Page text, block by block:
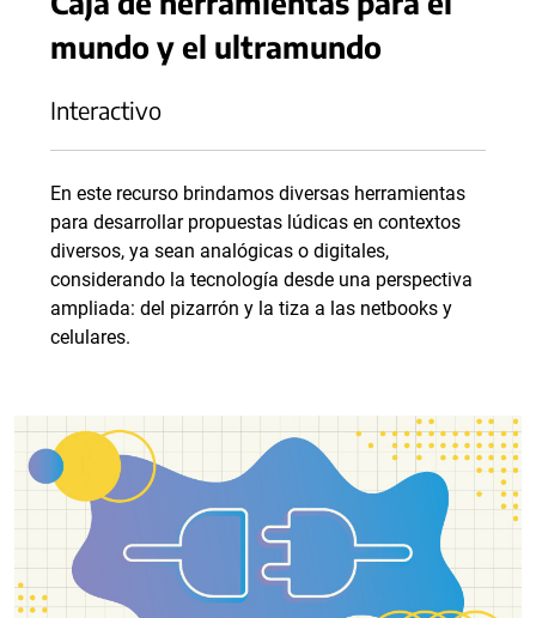
mundo y el ultramundo
Interactivo
En este recurso brindamos diversas herramientas
para desarrollar propuestas lúdicas en contextos
diversos, ya sean analógicas o digitales,
considerando la tecnología desde una perspectiva
ampliada: del pizarrón y la tiza a las netbooks y
celulares.